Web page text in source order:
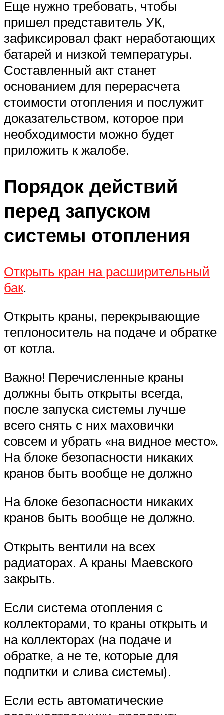
Еще нужно требовать, чтобы
пришел представитель УК,
зафиксировал факт неработающих
батарей и низкой температуры.
Составленный акт станет
основанием для перерасчета
стоимости отопления и послужит
доказательством, которое при
необходимости можно будет
приложить к жалобе.
Порядок действий
перед запуском
системы отопления
Открыть кран на расширительный
бак.
Открыть краны, перекрывающие
теплоноситель на подаче и обратке
от котла.
Важно! Перечисленные краны
должны быть открыты всегда,
после запуска системы лучше
всего снять с них маховички
совсем и убрать «на видное место».
На блоке безопасности никаких
кранов быть вообще не должно
На блоке безопасности никаких
кранов быть вообще не должно.
Открыть вентили на всех
радиаторах. А краны Маевского
закрыть.
Если система отопления с
коллекторами, то краны открыть и
на коллекторах (на подаче и
обратке, а не те, которые для
подпитки и слива системы).
Если есть автоматические